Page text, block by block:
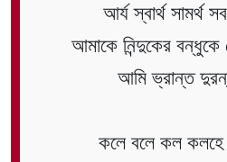
আর্য স্বার্থ সামর্থ
আমাকে নিন্দুকের বন্ধুকে
আমি ভ্রান্ত
কলে বলে কল কলহে